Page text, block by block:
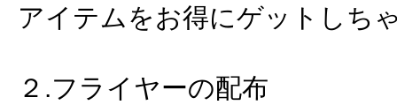
アイテムをお得にゲットしち
２.フライヤーの配布